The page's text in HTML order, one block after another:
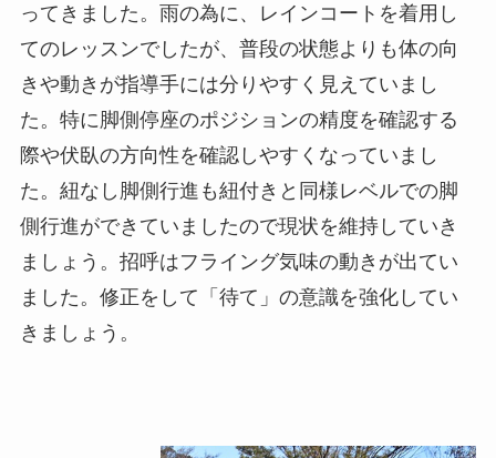
ってきました。雨の為に、レインコートを着用し
てのレッスンでしたが、普段の状態よりも体の向
きや動きが指導手には分りやすく見えていまし
た。特に脚側停座のポジションの精度を確認する
際や伏臥の方向性を確認しやすくなっていまし
た。紐なし脚側行進も紐付きと同様レベルでの脚
側行進ができていましたので現状を維持していき
ましょう。招呼はフライング気味の動きが出てい
ました。修正をして「待て」の意識を強化してい
きましょう。